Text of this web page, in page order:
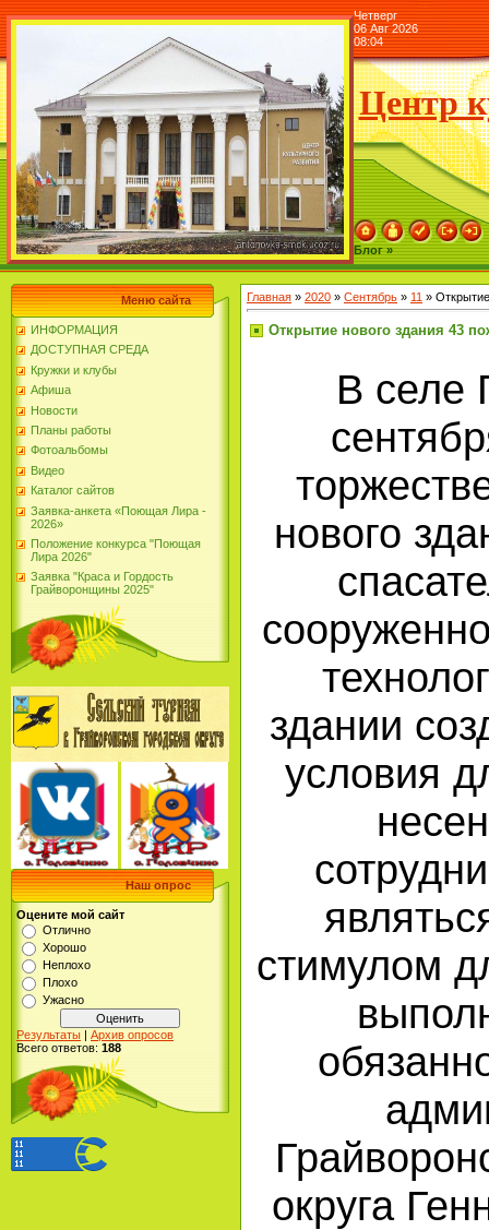
Четверг
06 Авг 2026
08:04
Центр
Блог »
Меню сайта
ИНФОРМАЦИЯ
ДОСТУПНАЯ СРЕДА
Кружки и клубы
Афиша
Новости
Планы работы
Фотоальбомы
Видео
Каталог сайтов
Заявка-анкета «Поющая Лира -
2026»
Положение конкурса "Поющая
Лира 2026"
Заявка "Краса и Гордость
Грайворонщины 2025"
Наш опрос
Оцените мой сайт
Отлично
Хорошо
Неплохо
Плохо
Ужасно
Результаты | Архив опросов
Всего ответов: 188
Главная » 2020 » Сентябрь » 11 »
Открытие нового здания 43
В селе
нового
здании
условия
стимулом
округа